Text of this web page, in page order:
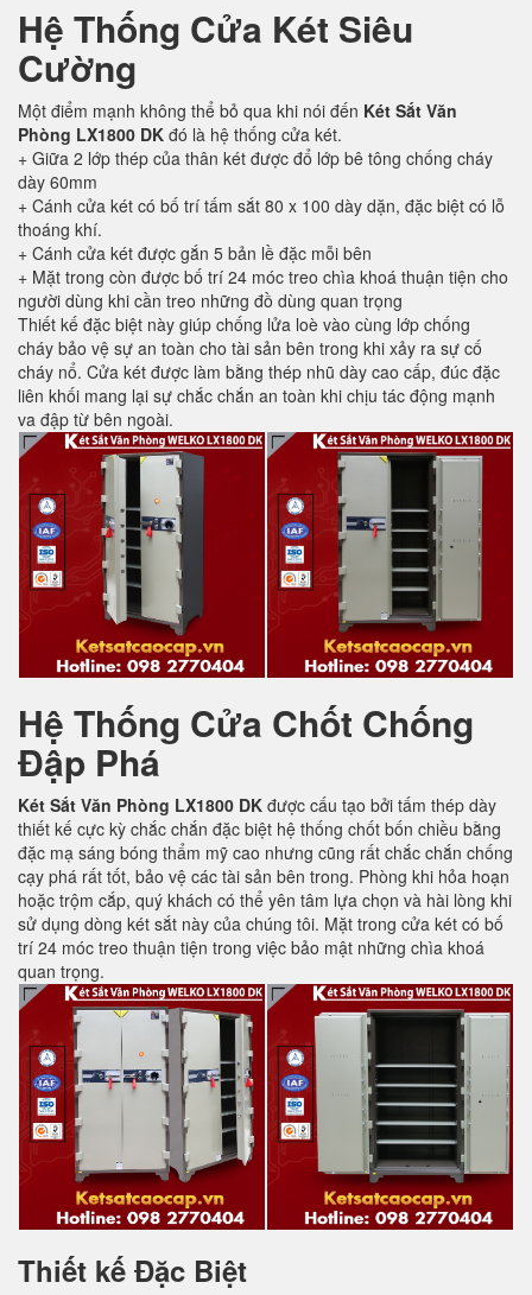
Hệ Thống Cửa Két Siêu
Cường
Một điểm mạnh không thể bỏ qua khi nói đến Két Sắt Văn
Phòng LX1800 DK đó là hệ thống cửa két.
+ Giữa 2 lớp thép của thân két được đổ lớp bê tông chống cháy
dày 60mm
+ Cánh cửa két có bố trí tấm sắt 80 x 100 dày dặn, đặc biệt có lỗ
thoáng khí.
+ Cánh cửa két được gắn 5 bản lề đặc mỗi bên
+ Mặt trong còn được bố trí 24 móc treo chìa khoá thuận tiện cho
người dùng khi cần treo những đồ dùng quan trọng
Thiết kế đặc biệt này giúp chống lửa loè vào cùng lớp chống
cháy bảo vệ sự an toàn cho tài sản bên trong khi xảy ra sự cố
cháy nổ. Cửa két được làm bằng thép nhũ dày cao cấp, đúc đặc
liên khối mang lại sự chắc chắn an toàn khi chịu tác động mạnh
va đập từ bên ngoài.
Hệ Thống Cửa Chốt Chống
Đập Phá
Két Sắt Văn Phòng LX1800 DK được cấu tạo bởi tấm thép dày
thiết kế cực kỳ chắc chắn đặc biệt hệ thống chốt bốn chiều bằng
đặc mạ sáng bóng thẩm mỹ cao nhưng cũng rất chắc chắn chống
cạy phá rất tốt, bảo vệ các tài sản bên trong. Phòng khi hỏa hoạn
hoặc trộm cắp, quý khách có thể yên tâm lựa chọn và hài lòng khi
sử dụng dòng két sắt này của chúng tôi. Mặt trong cửa két có bố
trí 24 móc treo thuận tiện trong việc bảo mật những chìa khoá
quan trọng.
Thiết kế Đặc Biệt